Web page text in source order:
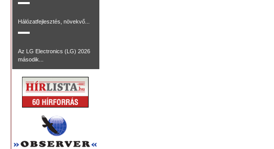
Hálózatfejlesztés, növekvő...
Az LG Electronics (LG) 2026
második...